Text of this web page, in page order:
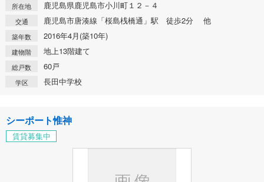
所在地 鹿児島県鹿児島市小川町１２－４
交通 鹿児島市唐湊線「桜島桟橋通」駅 徒歩2分 他
築年数 2016年4月(築10年)
建物階 地上13階建て
総戸数 60戸
学区 長田中学校
シーポート惟神
賃貸募集中